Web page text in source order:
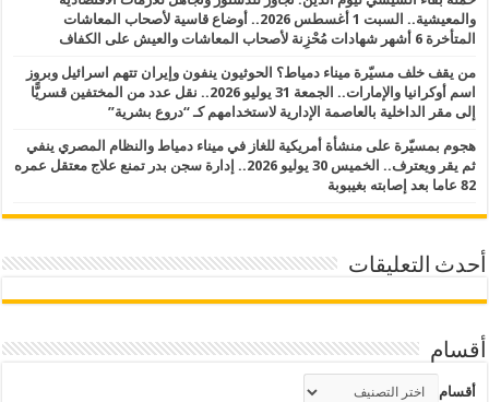
والمعيشية.. السبت 1 أغسطس 2026.. أوضاع قاسية لأصحاب المعاشات
المتأخرة 6 أشهر شهادات مُحْزِنة لأصحاب المعاشات والعيش على الكفاف
من يقف خلف مسيّرة ميناء دمياط؟ الحوثيون ينفون وإيران تتهم اسرائيل وبروز
اسم أوكرانيا والإمارات.. الجمعة 31 يوليو 2026.. نقل عدد من المختفين قسريًّا
إلى مقر الداخلية بالعاصمة الإدارية لاستخدامهم كـ “دروع بشرية”
هجوم بمسيّرة على منشأة أمريكية للغاز في ميناء دمياط والنظام المصري ينفي
ثم يقر ويعترف.. الخميس 30 يوليو 2026.. إدارة سجن بدر تمنع علاج معتقل عمره
82 عاما بعد إصابته بغيبوبة
أحدث التعليقات
أقسام
أقسام